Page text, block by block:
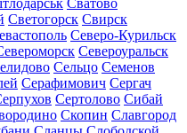
Сватово
Светогорск Свирск
Северо-Курильск
Североуральск
Сельцо Семенов
Серафимович Сергач
Сертолово Сибай
Скопин Славгород